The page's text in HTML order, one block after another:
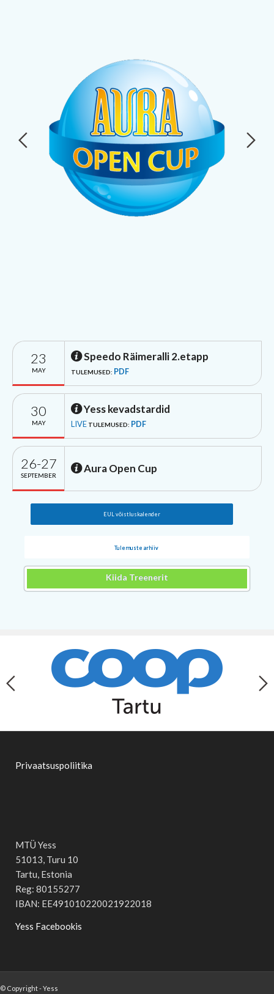
23
MAY
Speedo Räimeralli 2.etapp
TULEMUSED: PDF
30
MAY
Yess kevadstardid
LIVE TULEMUSED: PDF
26-27
SEPTEMBER
Aura Open Cup
EUL võistluskalender
Tulemuste arhiiv
Kiida Treenerit
Privaatsuspoliitika
MTÜ Yess
51013, Turu 10
Tartu, Estonia
Reg: 80155277
IBAN: EE491010220021922018
Yess Facebookis
© Copyright - Yess